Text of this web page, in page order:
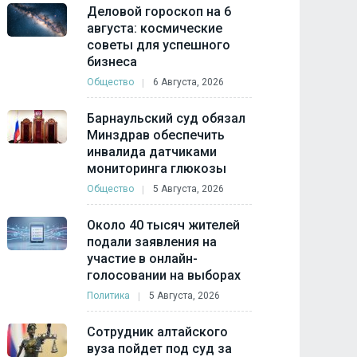
Деловой гороскоп на 6
августа: космические
советы для успешного
бизнеса
Общество 6 Августа, 2026
Барнаульский суд обязал
Минздрав обеспечить
инвалида датчиками
мониторинга глюкозы
Общество 5 Августа, 2026
Около 40 тысяч жителей
подали заявления на
участие в онлайн-
голосовании на выборах
Политика 5 Августа, 2026
Сотрудник алтайского
вуза пойдет под суд за